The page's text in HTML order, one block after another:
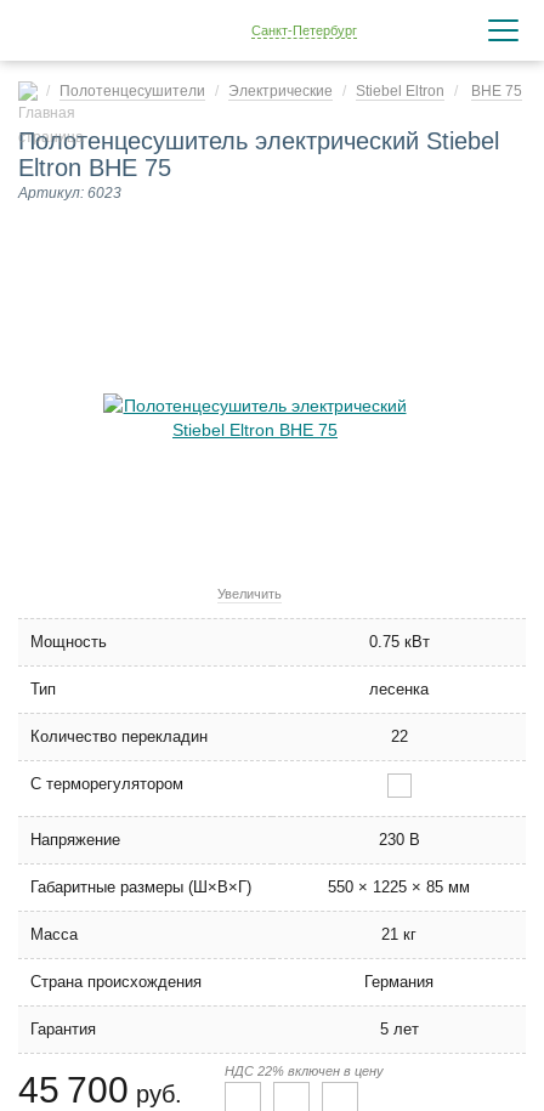
Санкт-Петербург
Полотенцесушители Электрические Stiebel Eltron BHE 75
Полотенцесушитель электрический Stiebel
Eltron BHE 75
Артикул: 6023
Увеличить
Мощность 0.75 кВт
Тип лесенка
Количество перекладин 22
С терморегулятором
Напряжение 230 В
Габаритные размеры (Ш×В×Г) 550 × 1225 × 85 мм
Масса 21 кг
Страна происхождения Германия
Гарантия 5 лет
45 700 руб.
НДС 22% включен в цену